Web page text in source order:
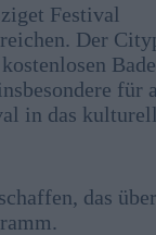
Festival
Der
für
in das
das